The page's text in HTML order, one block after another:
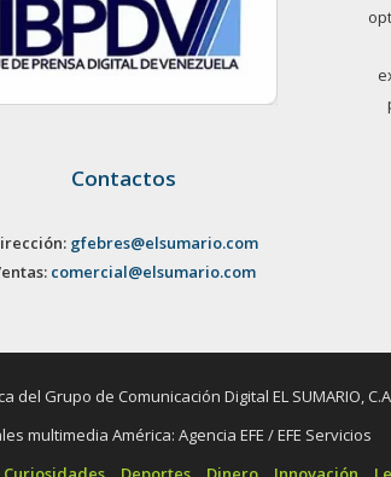
Contactos
gfebres@elsumario.com
comercial@elsumario.com
Grupo de Comunicación Digital EL SUMARIO,
multimedia América: Agencia EFE / EFE Servicios